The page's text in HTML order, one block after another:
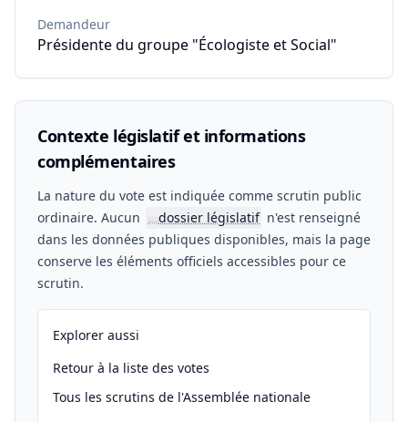
Demandeur
Présidente du groupe "Écologiste et Social"
Contexte législatif et informations
complémentaires
La nature du vote est indiquée comme scrutin public
ordinaire. Aucun
📖dossier législatif n'est renseigné
dans les données publiques disponibles, mais la page
conserve les éléments officiels accessibles pour ce
scrutin.
Explorer aussi
Retour à la liste des votes
Tous les scrutins de l'Assemblée nationale